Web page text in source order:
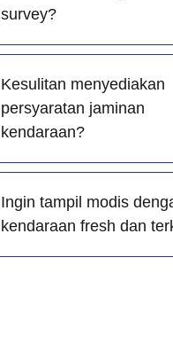
survey?
Kesulitan menyediakan
persyaratan jaminan
kendaraan?
Ingin tampil modis
kendaraan fresh dan